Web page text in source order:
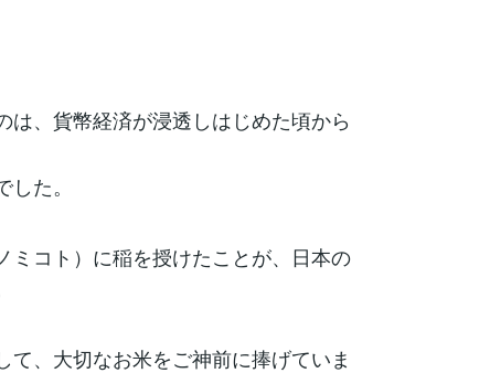
、貨幣経済が浸透しはじめた頃から
た。
ミコト）に稲を授けたことが、日本の
、大切なお米をご神前に捧げていま